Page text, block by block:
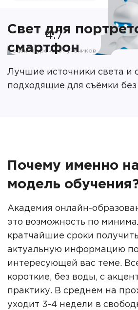
4.7
оценка урока от учеников
Свет для
смартфон
Лучшие источники света и
подходящие для съёмки без
Почему именно
модель
Академия онлайн-
это возможность по
кратчайшие сроки
актуальную информацию по
интересующей вас теме.
короткие, без воды, с
практику. В среднем на
уходит 3-4 недели в